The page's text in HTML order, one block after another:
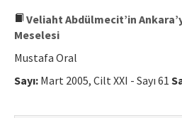
Veliaht Abdülmecit’in
Meselesi
Mustafa Oral
Sayı: Mart 2005, Cilt XXI - Sayı 61